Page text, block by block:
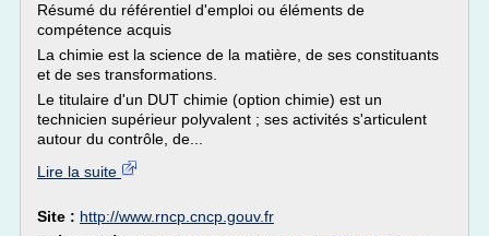
Résumé du référentiel d'emploi ou éléments de
compétence acquis
La chimie est la science de la matière, de ses constituants
et de ses transformations.
Le titulaire d'un DUT chimie (option chimie) est un
technicien supérieur polyvalent ; ses activités s'articulent
autour du contrôle, de...
Lire la suite
Site : http://www.rncp.cncp.gouv.fr